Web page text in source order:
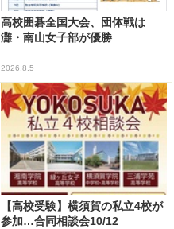
高校囲碁全国大会、団体戦は
灘・南山女子部が優勝
2026.8.5
【高校受験】横須賀の私立4校が
参加…合同相談会10/12